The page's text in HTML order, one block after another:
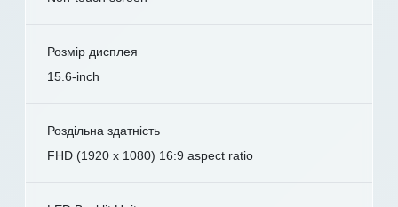
Розмір дисплея
15.6-inch
Роздільна здатність
FHD (1920 x 1080) 16:9 aspect ratio